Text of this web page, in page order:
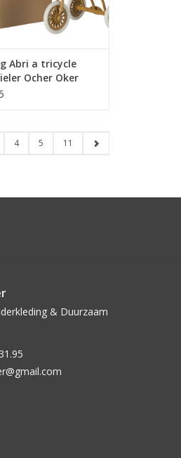
fiets wordt geleverd in
een garagebox.
Abri a tricycle
Ocher Oker
4 5 11
& Duurzaam